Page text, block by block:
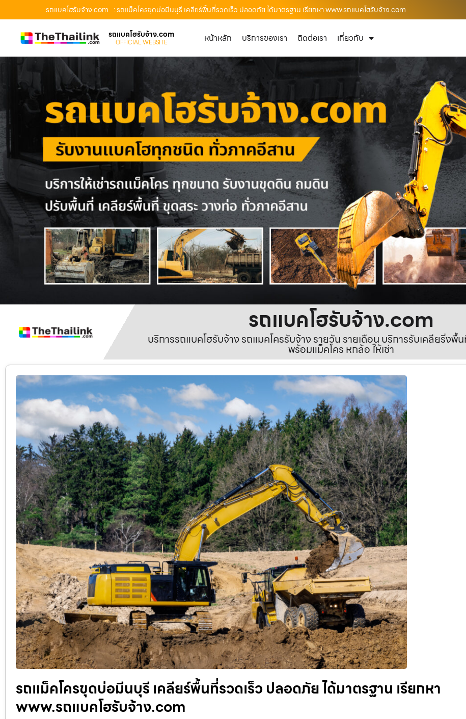
รถแบคโฮรับจ้าง.com : รถแม็คโครขุดบ่อมีนบุรี เคลียร์พื้นที่รวดเร็ว ปลอดภัย ได้มาตรฐาน เรียกหา www.รถแบคโฮรับจ้าง.com
รถแบคโฮรับจ้าง.com
OFFICIAL WEBSITE หน้าหลัก บริการของเรา ติดต่อเรา เกี่ยวกับ
รถแบคโฮรับจ้าง.com
บริการรถแบคโฮรับจ้าง รถแมคโครรับจ้าง รายวัน รายเดือน บริการรับเคลียริ่ง
พร้อมแม็คโคร หกล้อ ให้เช่า
รถแม็คโครขุดบ่อมีนบุรี เคลียร์พื้นที่รวดเร็ว ปลอดภัย ได้มาตรฐาน เรียกหา
www.รถแบคโฮรับจ้าง.com